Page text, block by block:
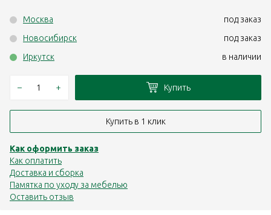
Москва
под заказ
Новосибирск
под заказ
Иркутск
в наличии
– + Купить
Купить в 1 клик
Как оформить заказ
Как оплатить
Доставка и сборка
Памятка по уходу за мебелью
Оставить отзыв